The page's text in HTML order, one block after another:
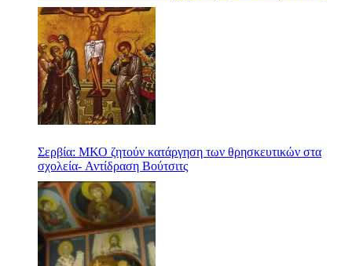
Σερβία: ΜΚΟ ζητούν κατάργηση των θρησκευτικών στα
σχολεία- Αντίδραση Βούτσιτς